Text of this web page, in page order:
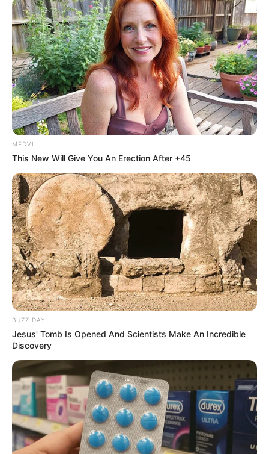
MEDVI
This New Will Give You An Erection After +45
BUZZ DAY
Jesus' Tomb Is Opened And Scientists Make An Incredible
Discovery